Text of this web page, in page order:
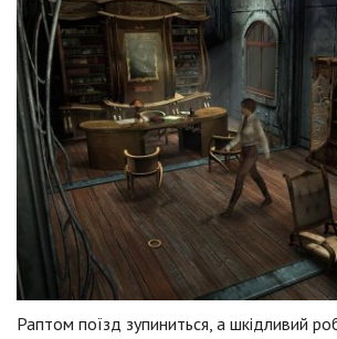
Раптом поїзд зупиниться, а шкідливий